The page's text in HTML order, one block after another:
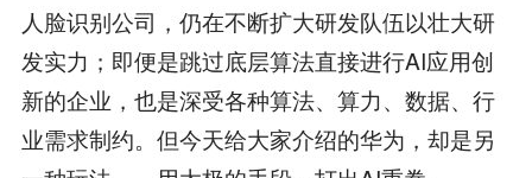
人脸识别公司，仍在不断扩大研发队伍以壮大研
发实力；即便是跳过底层算法直接进行AI应用创
新的企业，也是深受各种算法、算力、数据、行
业需求制约。但今天给大家介绍的华为，却是另